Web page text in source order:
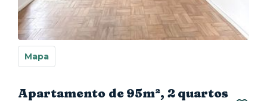
Mapa
Apartamento de 95m², 2 quartos